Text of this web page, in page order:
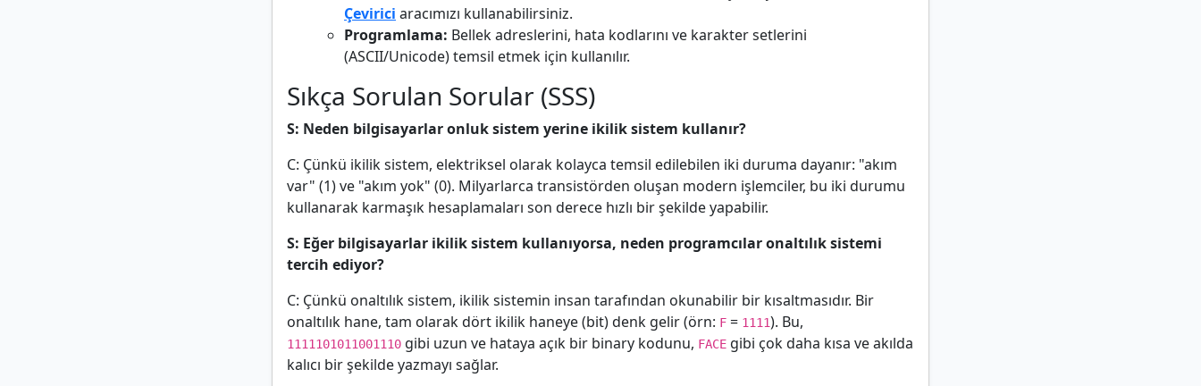
Çevirici aracımızı kullanabilirsiniz.
Programlama: Bellek adreslerini, hata kodlarını ve karakter setlerini
(ASCII/Unicode) temsil etmek için kullanılır.
Sıkça Sorulan Sorular (SSS)
S: Neden bilgisayarlar onluk sistem yerine ikilik sistem kullanır?
C: Çünkü ikilik sistem, elektriksel olarak kolayca temsil edilebilen iki duruma dayanır: "akım
var" (1) ve "akım yok" (0). Milyarlarca transistörden oluşan modern işlemciler, bu iki durumu
kullanarak karmaşık hesaplamaları son derece hızlı bir şekilde yapabilir.
S: Eğer bilgisayarlar ikilik sistem kullanıyorsa, neden programcılar onaltılık sistemi
tercih ediyor?
C: Çünkü onaltılık sistem, ikilik sistemin insan tarafından okunabilir bir kısaltmasıdır. Bir
onaltılık hane, tam olarak dört ikilik haneye (bit) denk gelir (örn: F = 1111). Bu,
1111101011001110 gibi uzun ve hataya açık bir binary kodunu, FACE gibi çok daha kısa ve akılda
kalıcı bir şekilde yazmayı sağlar.